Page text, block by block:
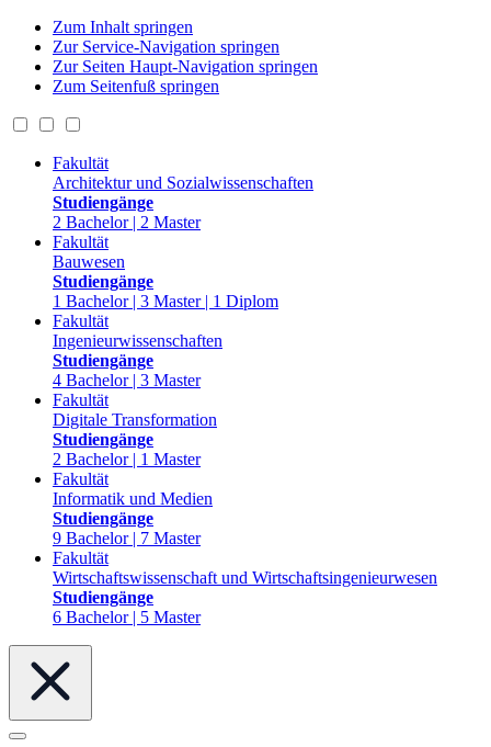
Zum Inhalt springen
Zur Service-Navigation springen
Zur Seiten Haupt-Navigation springen
Zum Seitenfuß springen
Fakultät
Architektur und Sozialwissenschaften
Studiengänge
2 Bachelor | 2 Master
Fakultät
Bauwesen
Studiengänge
1 Bachelor | 3 Master | 1 Diplom
Fakultät
Ingenieurwissenschaften
Studiengänge
4 Bachelor | 3 Master
Fakultät
Digitale Transformation
Studiengänge
2 Bachelor | 1 Master
Fakultät
Informatik und Medien
Studiengänge
9 Bachelor | 7 Master
Fakultät
Wirtschaftswissenschaft und Wirtschaftsingenieurwesen
Studiengänge
6 Bachelor | 5 Master